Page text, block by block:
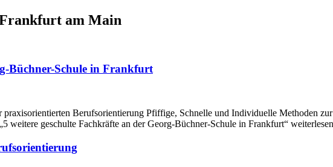
am Main
Büchner-Schule in Frankfurt
Berufsorientierung Pfiffige, Schnelle und Individuelle Methoden
weitere geschulte Fachkräfte an der Georg-Büchner-Schule in Frankfurt“ weiterlesen